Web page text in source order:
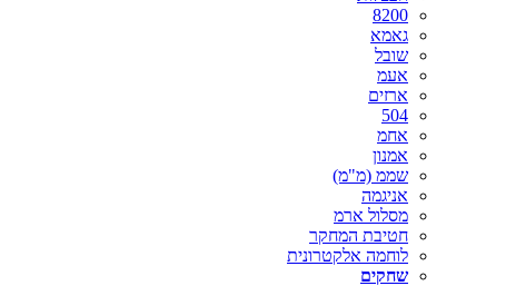
8200
גאמא
שובל
אעמ
ארזים
504
אחמ
אמנון
שממ (מ"מ)
אניגמה
מסלול ארמ
חטיבת המחקר
לוחמה אלקטרונית
שחקים